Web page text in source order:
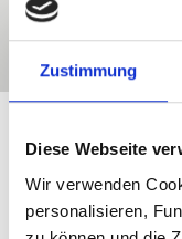
Zustimmung
Diese Webseite
Wir verwenden
personalisieren,
- WIR